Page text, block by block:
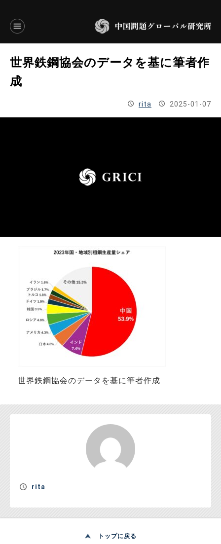
言語別アーカイブ
ENGLISH
お問い合わせ
世界鉄鋼協会のデータを基に筆者作
成
rita 2025-01-07
世界鉄鋼協会のデータを基に筆者作成
rita
トップに戻る